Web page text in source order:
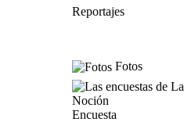
Reportajes
Fotos
Encuesta